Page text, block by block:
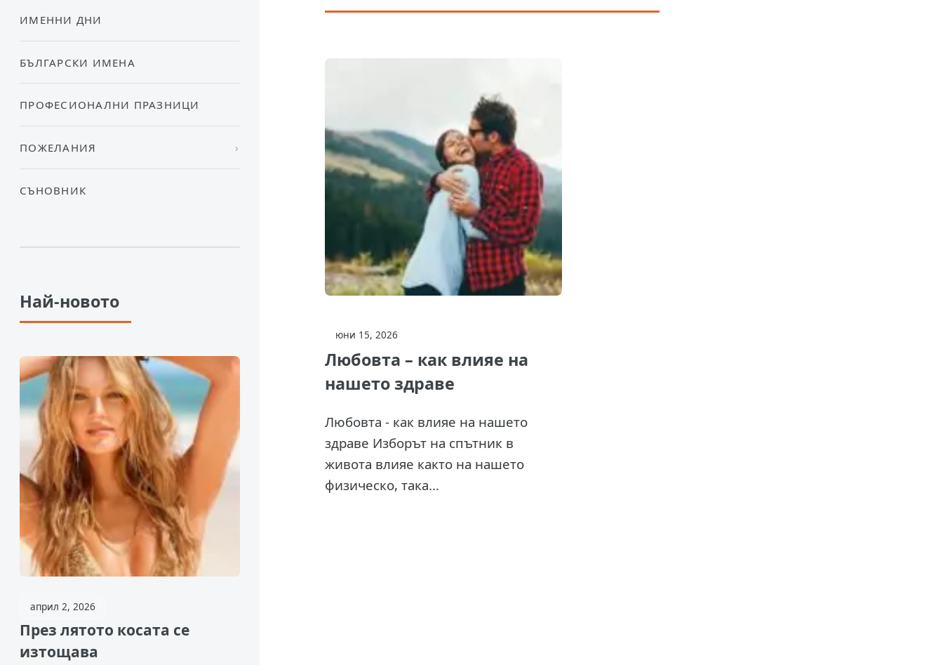
юни 15, 2026
Любовта – как влияе на
нашето здраве
Любовта - как влияе на нашето
здраве Изборът на спътник в
живота влияе както на нашето
физическо, така...
ИМЕННИ ДНИ
БЪЛГАРСКИ ИМЕНА
ПРОФЕСИОНАЛНИ ПРАЗНИЦИ
ПОЖЕЛАНИЯ
СЪНОВНИК
Най-новото
април 2, 2026
През лятото косата се
изтощава